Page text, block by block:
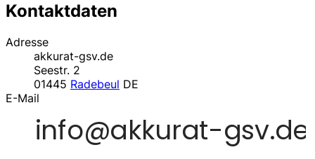
Kontaktdaten
Adresse
akkurat-gsv.de
Seestr. 2
01445 Radebeul DE
E-Mail